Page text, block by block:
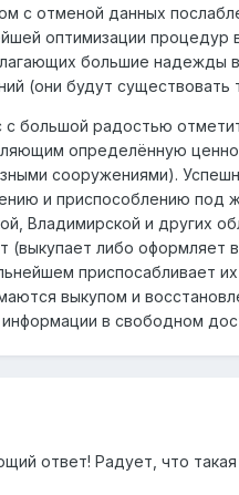
с отменой данных
оптимизации
большие
(они будут существовать
большой радостью
определённую
сооружениями).
и приспособлению под
Владимирской и других
либо оформляет
приспосабливает
выкупом и
в свободном
ответ! Радует, что